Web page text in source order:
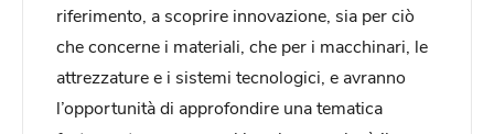
riferimento, a scoprire innovazione, sia per ciò
che concerne i materiali, che per i macchinari, le
attrezzature e i sistemi tecnologici, e avranno
l’opportunità di approfondire una tematica